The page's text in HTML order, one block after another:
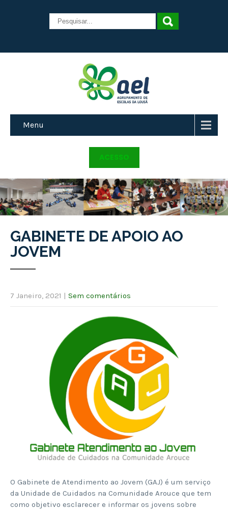
Menu
ACESSO
GABINETE DE APOIO AO
JOVEM
7 Janeiro, 2021 | Sem comentários
O Gabinete de Atendimento ao Jovem (GAJ) é um serviço
da Unidade de Cuidados na Comunidade Arouce que tem
como objetivo esclarecer e informar os jovens sobre